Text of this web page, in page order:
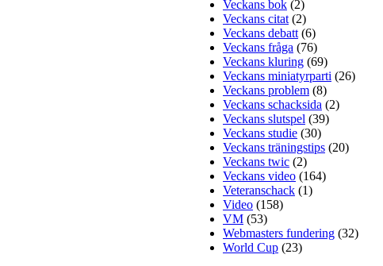
Veckans bok (2)
Veckans citat (2)
Veckans debatt (6)
Veckans fråga (76)
Veckans kluring (69)
Veckans miniatyrparti (26)
Veckans problem (8)
Veckans schacksida (2)
Veckans slutspel (39)
Veckans studie (30)
Veckans träningstips (20)
Veckans twic (2)
Veckans video (164)
Veteranschack (1)
Video (158)
VM (53)
Webmasters fundering (32)
World Cup (23)